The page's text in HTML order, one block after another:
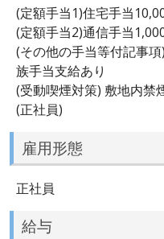
(定額手当1)住宅手当
(定額手当2)通信手当
(その他の手当等付記事
族手当支給あり
(受動喫煙対策) 敷地内禁
(正社員)
雇用形態
正社員
給与